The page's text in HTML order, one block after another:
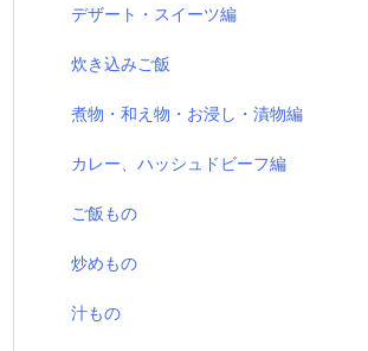
デザート・スイーツ編
炊き込みご飯
煮物・和え物・お浸し・漬物編
カレー、ハッシュドビーフ編
ご飯もの
炒めもの
汁もの